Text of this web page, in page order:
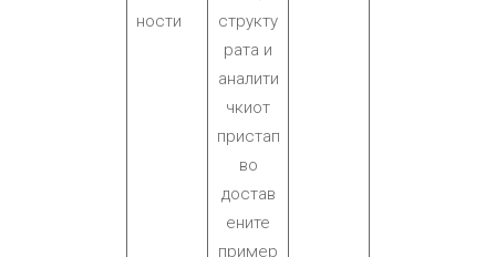
ности
структу
рата и
аналити
чкиот
пристап
во
достав
ените
пример